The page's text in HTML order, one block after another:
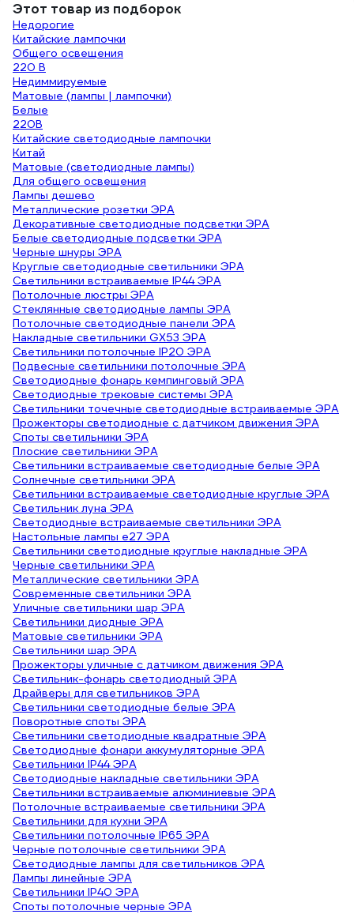
Этот товар из подборок
Недорогие
Китайские лампочки
Общего освещения
220 В
Недиммируемые
Матовые (лампы | лампочки)
Белые
220В
Китайские светодиодные лампочки
Китай
Матовые (светодиодные лампы)
Для общего освещения
Лампы дешево
Металлические розетки ЭРА
Декоративные светодиодные подсветки ЭРА
Белые светодиодные подсветки ЭРА
Черные шнуры ЭРА
Круглые светодиодные светильники ЭРА
Светильники встраиваемые IP44 ЭРА
Потолочные люстры ЭРА
Стеклянные светодиодные лампы ЭРА
Потолочные светодиодные панели ЭРА
Накладные светильники GX53 ЭРА
Светильники потолочные IP20 ЭРА
Подвесные светильники потолочные ЭРА
Светодиодные фонарь кемпинговый ЭРА
Светодиодные трековые системы ЭРА
Светильники точечные светодиодные встраиваемые ЭРА
Прожекторы светодиодные с датчиком движения ЭРА
Споты светильники ЭРА
Плоские светильники ЭРА
Светильники встраиваемые светодиодные белые ЭРА
Солнечные светильники ЭРА
Светильники встраиваемые светодиодные круглые ЭРА
Светильник луна ЭРА
Светодиодные встраиваемые светильники ЭРА
Настольные лампы e27 ЭРА
Светильники светодиодные круглые накладные ЭРА
Черные светильники ЭРА
Металлические светильники ЭРА
Современные светильники ЭРА
Уличные светильники шар ЭРА
Светильники диодные ЭРА
Матовые светильники ЭРА
Светильники шар ЭРА
Прожекторы уличные с датчиком движения ЭРА
Светильник-фонарь светодиодный ЭРА
Драйверы для светильников ЭРА
Светильники светодиодные белые ЭРА
Поворотные споты ЭРА
Светильники светодиодные квадратные ЭРА
Светодиодные фонари аккумуляторные ЭРА
Светильники IP44 ЭРА
Светодиодные накладные светильники ЭРА
Светильники встраиваемые алюминиевые ЭРА
Потолочные встраиваемые светильники ЭРА
Светильники для кухни ЭРА
Светильники потолочные IP65 ЭРА
Черные потолочные светильники ЭРА
Светодиодные лампы для светильников ЭРА
Лампы линейные ЭРА
Светильники IP40 ЭРА
Споты потолочные черные ЭРА